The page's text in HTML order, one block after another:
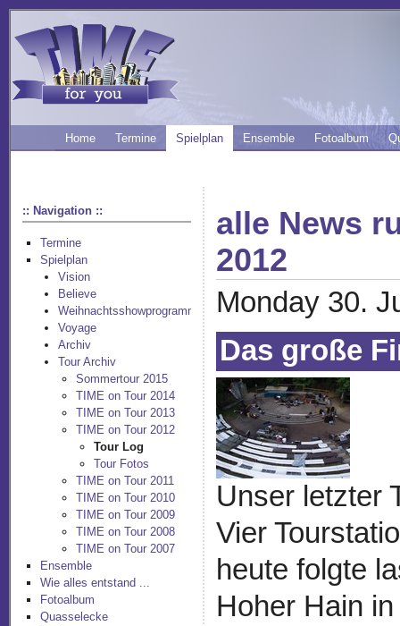
Home Termine Spielplan Ensemble Fotoalbum
:: Navigation ::
Termine
Spielplan
Vision
Believe
Weihnachtsshowprogramm
Voyage
Archiv
Tour Archiv
Sommertour 2015
TIME on Tour 2014
TIME on Tour 2013
TIME on Tour 2012
Tour Log
Tour Fotos
TIME on Tour 2011
TIME on Tour 2010
TIME on Tour 2009
TIME on Tour 2008
TIME on Tour 2007
Ensemble
Wie alles entstand ...
Fotoalbum
Quasselecke
alle News
2012
Monday 30.
Das große
Unser letzter
Vier
heute folgte
Hoher Hain